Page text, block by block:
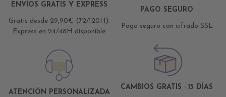
ENVÍOS GRATIS Y EXPRESS
Gratis desde 29,90€ (72/120H).
Express en 24/48H disponible
PAGO SEGURO
Pago seguro con cifrado SSL
ATENCIÓN PERSONALIZADA
CAMBIOS GRATIS · 15 DÍAS